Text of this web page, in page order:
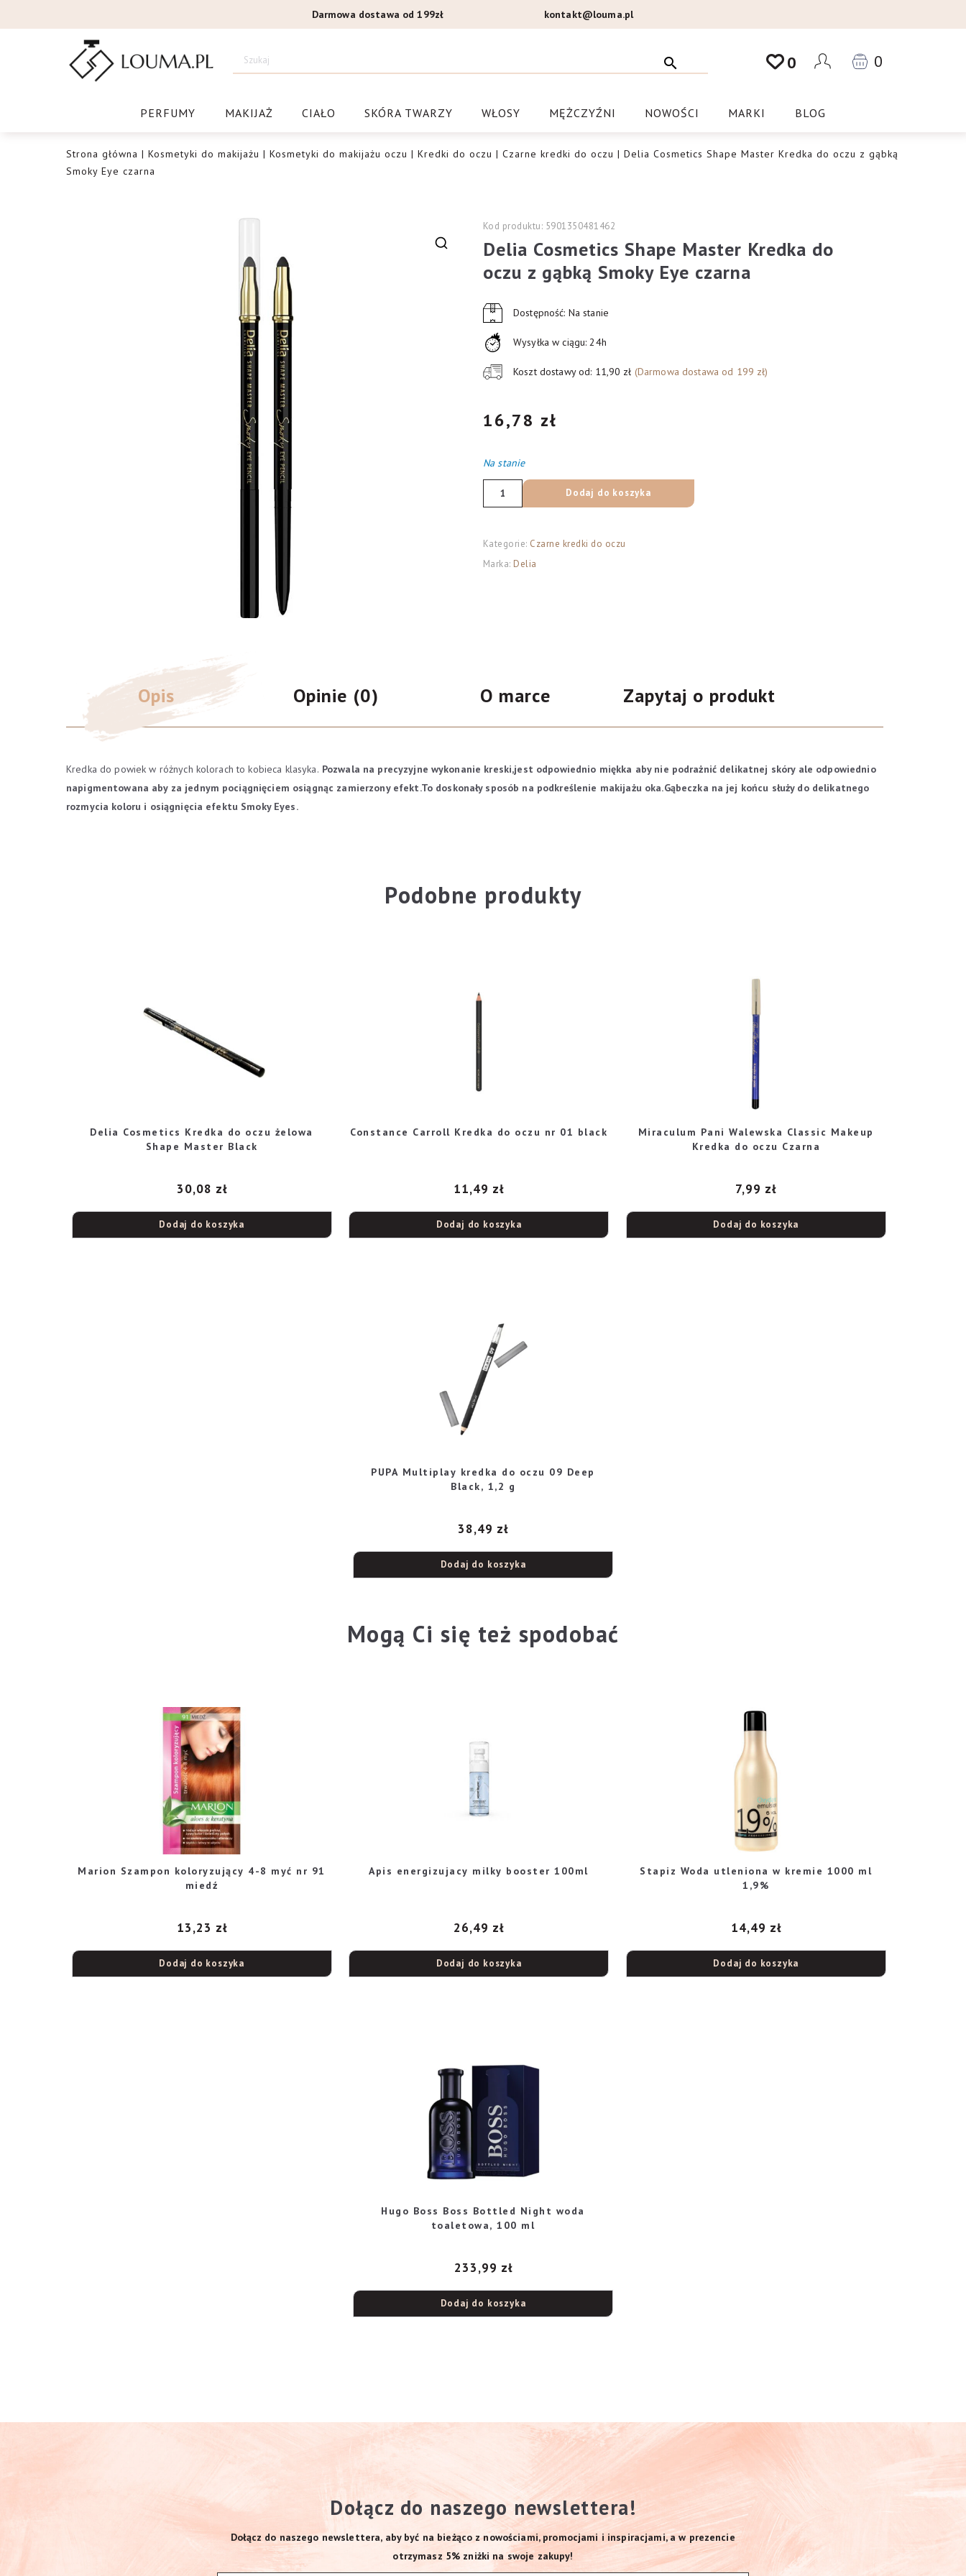
do
Darmowa dostawa od 199zł kontakt@louma.pl
Drogeria Louma.pl 0 0
PERFUMY MAKIJAŻ CIAŁO SKÓRA TWARZY WŁOSY MĘŻCZYŹNI NOWOŚCI MARKI BLOG
Strona główna | Kosmetyki do makijażu | Kosmetyki do makijażu oczu | Kredki do oczu | Czarne kredki do oczu | Delia Cosmetics Shape Master Kredka do oczu z gąbką
Smoky Eye czarna
Kod produktu: 5901350481462
Delia Cosmetics Shape Master Kredka do
oczu z gąbką Smoky Eye czarna
Dostępność: Na stanie
Wysyłka w ciągu: 24h
Koszt dostawy od: 11,90 zł (Darmowa dostawa od 199 zł)
16,78 zł
Na stanie
ilość
Delia
Shape
Master
Eye
Dodaj do koszyka
Kategorie: Czarne kredki do oczu
Marka: Delia
Opis Opinie (0) O marce Zapytaj o produkt
Kredka do powiek w różnych kolorach to kobieca klasyka. Pozwala na precyzyjne wykonanie kreski,jest odpowiednio miękka aby nie podrażnić delikatnej skóry ale odpowiednio
napigmentowana aby za jednym pociągnięciem osiągnąc zamierzony efekt.To doskonały sposób na podkreślenie makijażu oka.Gąbeczka na jej końcu służy do delikatnego
rozmycia koloru i osiągnięcia efektu Smoky Eyes.
Podobne produkty
Delia Cosmetics Kredka do oczu żelowa
Shape Master Black
30,08 zł
Dodaj do koszyka
Constance Carroll Kredka do oczu nr 01 black
11,49 zł
Dodaj do koszyka
Miraculum Pani Walewska Classic Makeup
Kredka do oczu Czarna
7,99 zł
Dodaj do koszyka
PUPA Multiplay kredka do oczu 09 Deep
Black, 1,2 g
38,49 zł
Dodaj do koszyka
Mogą Ci się też spodobać
Marion Szampon koloryzujący 4-8 myć nr 91
miedź
13,23 zł
Dodaj do koszyka
Apis energizujacy milky booster 100ml
26,49 zł
Dodaj do koszyka
Stapiz Woda utleniona w kremie 1000 ml
1,9%
14,49 zł
Dodaj do koszyka
Hugo Boss Boss Bottled Night woda
toaletowa, 100 ml
233,99 zł
Dodaj do koszyka
Dołącz do naszego newslettera!
Dołącz do naszego newslettera, aby być na bieżąco z nowościami, promocjami i inspiracjami, a w prezencie
otrzymasz 5% zniżki na swoje zakupy!